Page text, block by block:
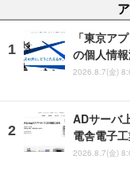
「東京ア
の個人情
2026.8.7(金)
ADサーバ
電舎電子
2026.8.7(金)